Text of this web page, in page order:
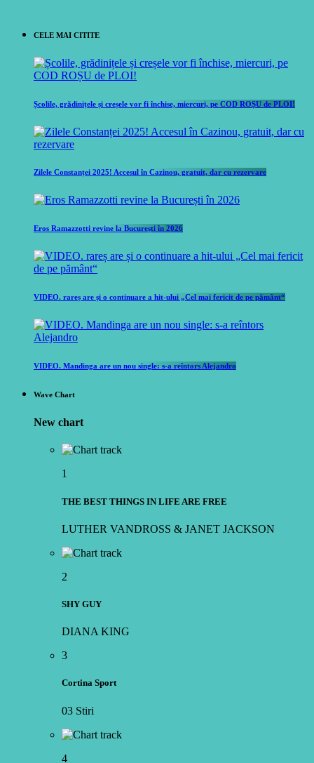
CELE MAI CITITE
Școlile, grădinițele și creșele vor fi închise, miercuri, pe COD ROȘU de PLOI!
Zilele Constanței 2025! Accesul în Cazinou, gratuit, dar cu rezervare
Eros Ramazzotti revine la București în 2026
VIDEO. rareș are și o continuare a hit-ului „Cel mai fericit de pe pământ“
VIDEO. Mandinga are un nou single: s-a reîntors Alejandro
Wave Chart
New chart
1
THE BEST THINGS IN LIFE ARE FREE
LUTHER VANDROSS & JANET JACKSON
2
SHY GUY
DIANA KING
3
Cortina Sport
03 Stiri
4